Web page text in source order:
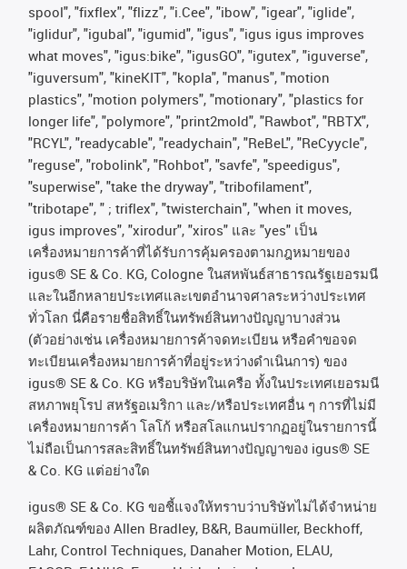
spool", "fixflex", "flizz", "i.Cee", "ibow", "igear", "iglide",
"iglidur", "igubal", "igumid", "igus", "igus igus improves
what moves", "igus:bike", "igusGO", "igutex", "iguverse",
"iguversum", "kineKIT", "kopla", "manus", "motion
plastics", "motion polymers", "motionary", "plastics for
longer life", "polymore", "print2mold", "Rawbot", "RBTX",
"RCYL", "readycable", "readychain", "ReBeL", "ReCyycle",
"reguse", "robolink", "Rohbot", "savfe", "speedigus",
"superwise", "take the dryway", "tribofilament",
"tribotape", " ; triflex", "twisterchain", "when it moves,
igus improves", "xirodur", "xiros" และ "yes" เป็น
เครื่องหมายการค้าที่ได้รับการคุ้มครองตามกฎหมายของ
igus® SE & Co. KG, Cologne ในสหพันธ์สาธารณรัฐเยอรมนี
และในอีกหลายประเทศและเขตอํานาจศาลระหว่างประเทศ
ทั่วโลก นี่คือรายชื่อสิทธิ์ในทรัพย์สินทางปัญญาบางส่วน
(ตัวอย่างเช่น เครื่องหมายการค้าจดทะเบียน หรือคำขอจด
ทะเบียนเครื่องหมายการค้าที่อยู่ระหว่างดำเนินการ) ของ
igus® SE & Co. KG หรือบริษัทในเครือ ทั้งในประเทศเยอรมนี
สหภาพยุโรป สหรัฐอเมริกา และ/หรือประเทศอื่น ๆ การที่ไม่มี
เครื่องหมายการค้า โลโก้ หรือสโลแกนปรากฏอยู่ในรายการนี้
ไม่ถือเป็นการสละสิทธิ์ในทรัพย์สินทางปัญญาของ igus® SE
& Co. KG แต่อย่างใด
igus® SE & Co. KG ขอชี้แจงให้ทราบว่าบริษัทไม่ได้จําหน่าย
ผลิตภัณฑ์ของ Allen Bradley, B&R, Baumüller, Beckhoff,
Lahr, Control Techniques, Danaher Motion, ELAU,